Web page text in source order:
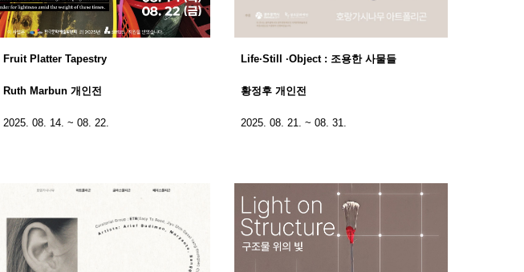
Fruit Platter Tapestry
Ruth Marbun 개인전
2025. 08. 14. ~ 08. 22.
Life·Still ·Object : 조용한 사물들
황정후 개인전
2025. 08. 21. ~ 08. 31.